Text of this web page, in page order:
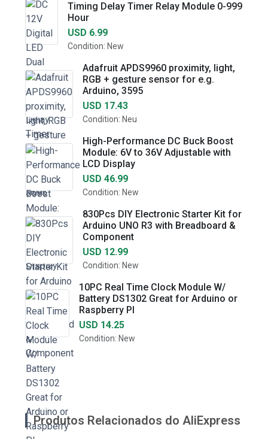
Timing Delay Timer Relay Module 0-999
Hour
USD 6.99
Condition: New
Adafruit APDS9960 proximity, light,
RGB + gesture sensor for e.g.
Arduino, 3595
USD 17.43
Condition: Neu
High-Performance DC Buck Boost
Module: 6V to 36V Adjustable with
LCD Display
USD 46.99
Condition: New
830Pcs DIY Electronic Starter Kit for
Arduino UNO R3 with Breadboard &
Component
USD 12.99
Condition: New
10PC Real Time Clock Module W/
Battery DS1302 Great for Arduino or
Raspberry PI
USD 14.25
Condition: New
Produtos Relacionados do AliExpress